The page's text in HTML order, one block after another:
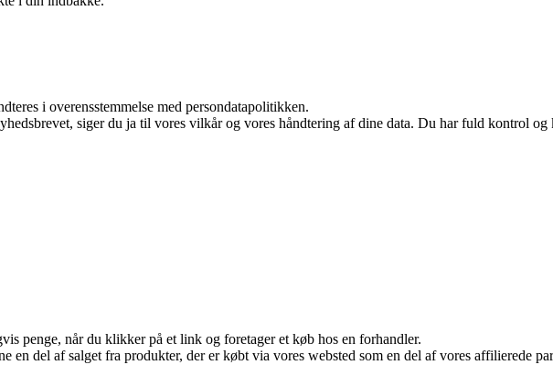
i overensstemmelse med persondatapolitikken.
siger du ja til vores vilkår og vores håndtering af dine data. Du har fuld kontrol
penge, når du klikker på et link og foretager et køb hos en forhandler.
en del af salget fra produkter, der er købt via vores websted som en del af vores affilierede